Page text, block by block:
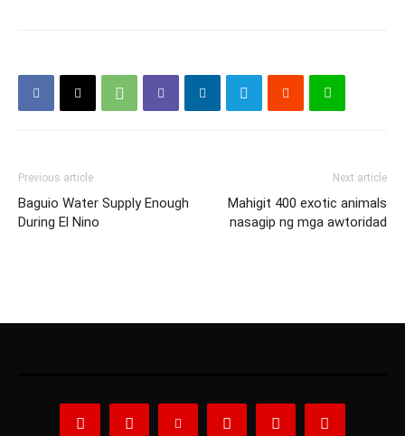
Previous article
Baguio Water Supply Enough
During El Nino
Next article
Mahigit 400 exotic animals
nasagip ng mga awtoridad